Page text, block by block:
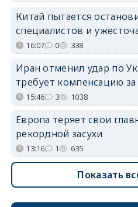
Китай пытается
специалистов и
16:07 0 338
Иран отменил удар по
требует компенсацию за
15:46 3 1038
Европа теряет свои
рекордной засухи
13:16 1 635
Показать